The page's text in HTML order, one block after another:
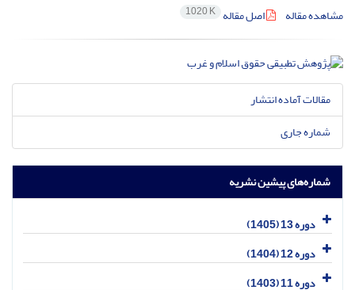
مشاهده مقاله
اصل مقاله 1020 K
مقالات آماده انتشار
شماره جاری
شماره‌های پیشین نشریه
دوره 13 (1405)
دوره 12 (1404)
دوره 11 (1403)